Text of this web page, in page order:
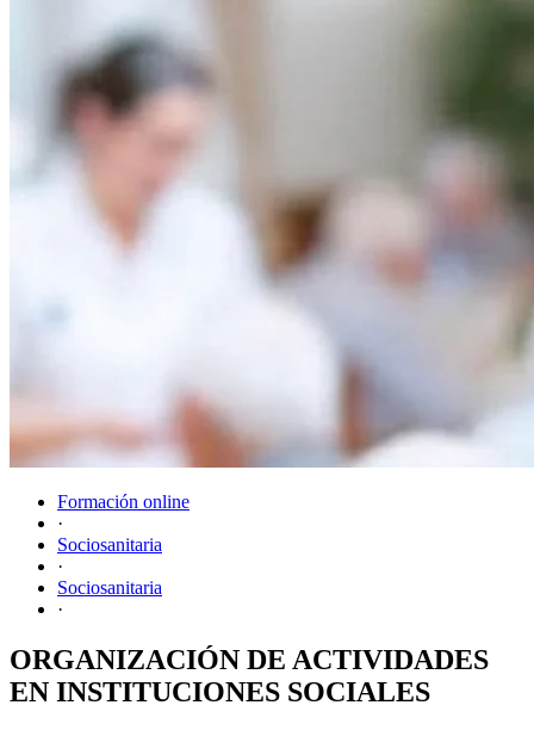
Formación online
·
Sociosanitaria
·
Sociosanitaria
·
ORGANIZACIÓN DE ACTIVIDADES
EN INSTITUCIONES SOCIALES